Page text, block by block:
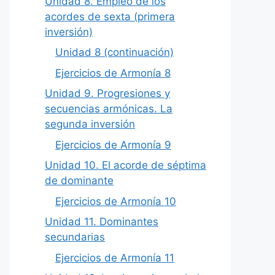
acordes de sexta (primera
inversión)
Unidad 8 (continuación)
Ejercicios de Armonía 8
Unidad 9. Progresiones y
secuencias armónicas. La
segunda inversión
Ejercicios de Armonía 9
Unidad 10. El acorde de séptima
de dominante
Ejercicios de Armonía 10
Unidad 11. Dominantes
secundarias
Ejercicios de Armonía 11